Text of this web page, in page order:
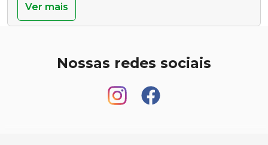
Ver mais
Nossas redes sociais